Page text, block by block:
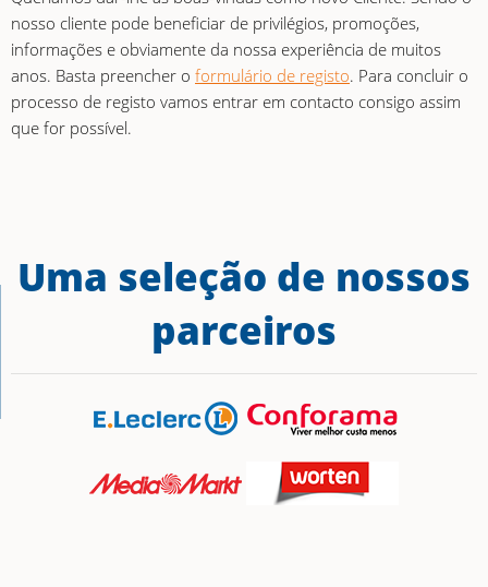
nosso cliente pode beneficiar de privilégios, promoções,
informações e obviamente da nossa experiência de muitos
anos. Basta preencher o formulário de registo. Para concluir o
processo de registo vamos entrar em contacto consigo assim
que for possível.
Uma seleção de nossos
parceiros